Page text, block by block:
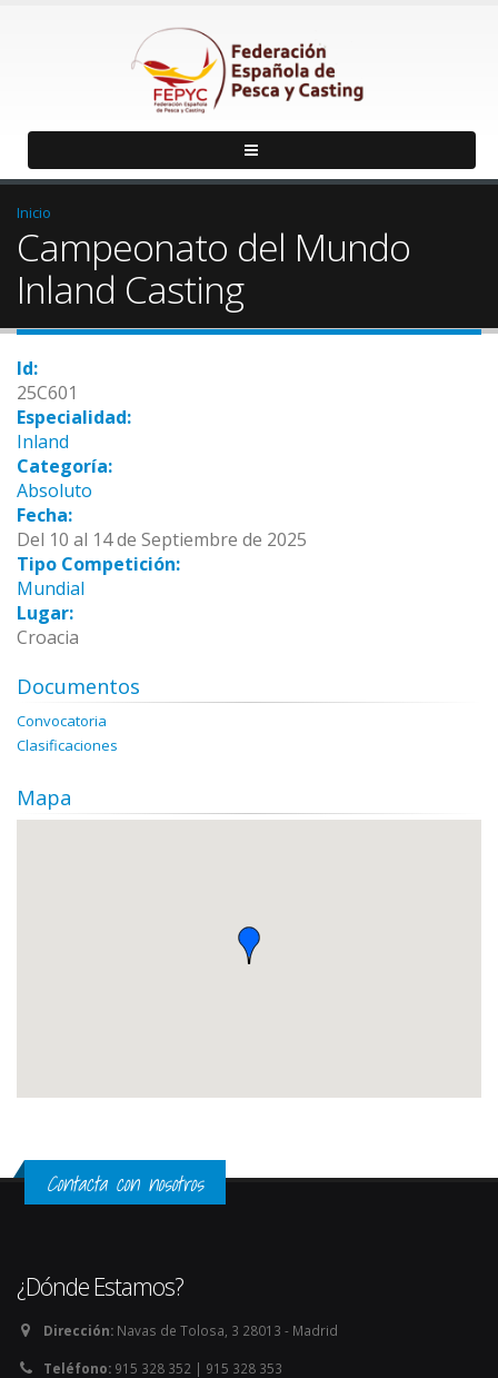
Inicio
Campeonato del Mundo
Inland Casting
Id:
25C601
Especialidad:
Inland
Categoría:
Absoluto
Fecha:
Del 10 al 14 de Septiembre de 2025
Tipo Competición:
Mundial
Lugar:
Croacia
Documentos
Convocatoria
Clasificaciones
Mapa
Contacta con nosotros
¿Dónde Estamos?
Dirección: Navas de Tolosa, 3 28013 - Madrid
Teléfono: 915 328 352 | 915 328 353